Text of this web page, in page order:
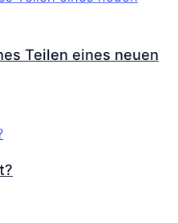
Teilen eines neuen